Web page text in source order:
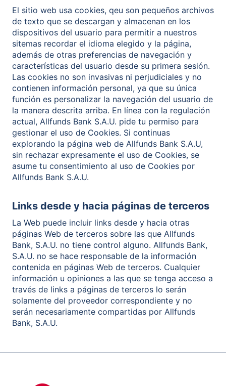
El sitio web usa cookies, qeu son pequeños archivos
de texto que se descargan y almacenan en los
dispositivos del usuario para permitir a nuestros
sitemas recordar el idioma elegido y la página,
además de otras preferencias de navegación y
características del usuario desde su primera sesión.
Las cookies no son invasivas ni perjudiciales y no
contienen información personal, ya que su única
función es personalizar la navegación del usuario de
la manera descrita arriba. En línea con la regulación
actual, Allfunds Bank S.A.U. pide tu permiso para
gestionar el uso de Cookies. Si continuas
explorando la página web de Allfunds Bank S.A.U,
sin rechazar expresamente el uso de Cookies, se
asume tu consentimiento al uso de Cookies por
Allfunds Bank S.A.U.
Links desde y hacia páginas de terceros
La Web puede incluir links desde y hacia otras
páginas Web de terceros sobre las que Allfunds
Bank, S.A.U. no tiene control alguno. Allfunds Bank,
S.A.U. no se hace responsable de la información
contenida en páginas Web de terceros. Cualquier
información u opiniones a las que se tenga acceso a
través de links a páginas de terceros lo serán
solamente del proveedor correspondiente y no
serán necesariamente compartidas por Allfunds
Bank, S.A.U.